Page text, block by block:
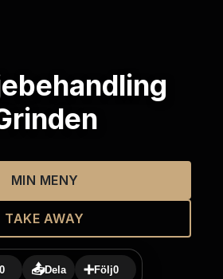
MIN MENY
TAKE AWAY
📤Dela ➕Följ0